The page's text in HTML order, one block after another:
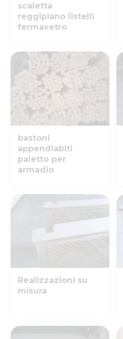
scaletta
reggipiano listelli
fermavetro
bastoni
appendiabiti
paletto per
armadio
Realizzazioni su
misura